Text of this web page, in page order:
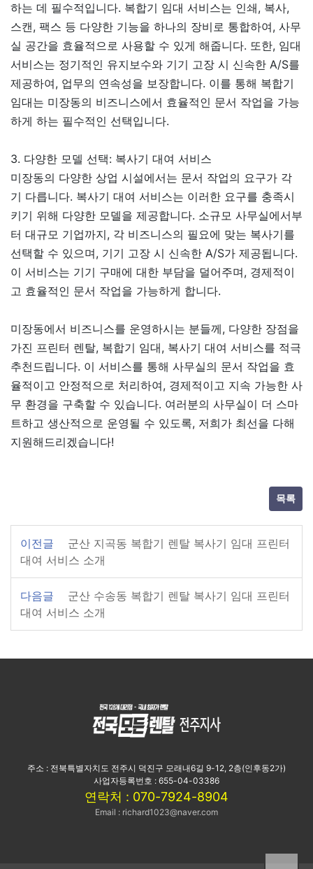
하는 데 필수적입니다. 복합기 임대 서비스는 인쇄, 복사,
스캔, 팩스 등 다양한 기능을 하나의 장비로 통합하여, 사무
실 공간을 효율적으로 사용할 수 있게 해줍니다. 또한, 임대
서비스는 정기적인 유지보수와 기기 고장 시 신속한 A/S를
제공하여, 업무의 연속성을 보장합니다. 이를 통해 복합기
임대는 미장동의 비즈니스에서 효율적인 문서 작업을 가능
하게 하는 필수적인 선택입니다.
3. 다양한 모델 선택: 복사기 대여 서비스
미장동의 다양한 상업 시설에서는 문서 작업의 요구가 각
기 다릅니다. 복사기 대여 서비스는 이러한 요구를 충족시
키기 위해 다양한 모델을 제공합니다. 소규모 사무실에서부
터 대규모 기업까지, 각 비즈니스의 필요에 맞는 복사기를
선택할 수 있으며, 기기 고장 시 신속한 A/S가 제공됩니다.
이 서비스는 기기 구매에 대한 부담을 덜어주며, 경제적이
고 효율적인 문서 작업을 가능하게 합니다.
미장동에서 비즈니스를 운영하시는 분들께, 다양한 장점을
가진 프린터 렌탈, 복합기 임대, 복사기 대여 서비스를 적극
추천드립니다. 이 서비스를 통해 사무실의 문서 작업을 효
율적이고 안정적으로 처리하여, 경제적이고 지속 가능한 사
무 환경을 구축할 수 있습니다. 여러분의 사무실이 더 스마
트하고 생산적으로 운영될 수 있도록, 저희가 최선을 다해
지원해드리겠습니다!
목록
이전글
군산 지곡동 복합기 렌탈 복사기 임대 프린터
대여 서비스 소개
다음글
군산 수송동 복합기 렌탈 복사기 임대 프린터
대여 서비스 소개
주소 : 전북특별자치도 전주시 덕진구 모래내6길 9-12, 2층(인후동2가)
사업자등록번호 : 655-04-03386
연락처 : 070-7924-8904
Email : richard1023@naver.com